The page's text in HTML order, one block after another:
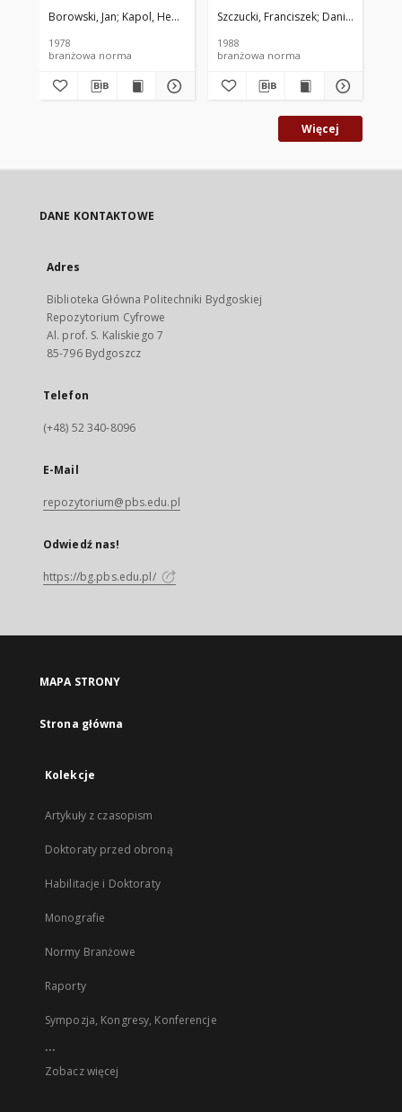
Borowski, Jan Kapol, Henryk
1978
branżowa norma
Wymagania BN-
87/1705-14
Szczucki, Franciszek Daniłow,
1988
branżowa norma
Więcej
DANE KONTAKTOWE
Adres
Biblioteka Główna Politechniki Bydgoskiej
Repozytorium Cyfrowe
Al. prof. S. Kaliskiego 7
85-796 Bydgoszcz
Telefon
(+48) 52 340-8096
E-Mail
repozytorium@pbs.edu.pl
Odwiedź nas!
https://bg.pbs.edu.pl/
MAPA STRONY
Strona główna
Kolekcje
Artykuły z czasopism
Doktoraty przed obroną
Habilitacje i Doktoraty
Monografie
Normy Branżowe
Raporty
Sympozja, Kongresy, Konferencje
...
Zobacz więcej